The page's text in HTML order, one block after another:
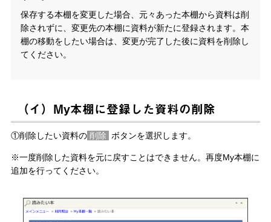
保存する本棚を変更した場合、元々あった本棚から資料は削
除されずに、変更先の本棚に資料が新たに登録されます。本
棚の移動をしたい場合は、変更が完了した後に資料を削除し
てください。
（イ）My本棚に登録した資料の削除
①削除したい資料の削除 ボタンを選択します。
※一度削除した資料を元に戻すことはできません。再度My本棚に
追加を行ってください。